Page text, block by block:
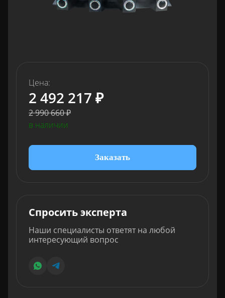
Цена:
2 492 217 ₽
2 990 660 ₽
в наличии
Заказать
Спросить эксперта
Наши специалисты ответят на любой
интересующий вопрос